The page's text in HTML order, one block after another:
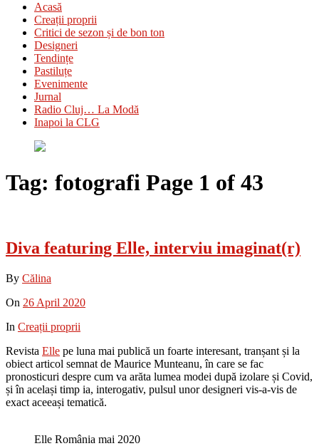
Acasă
Creații proprii
Critici de sezon și de bon ton
Designeri
Tendințe
Pastiluțe
Evenimente
Jurnal
Radio Cluj… La Modă
Inapoi la CLG
Tag: fotografi Page 1 of 43
Diva featuring Elle, interviu imaginat(r)
By Călina
On 26 April 2020
In Creații proprii
Revista Elle pe luna mai publică un foarte interesant, tranșant și la
obiect articol semnat de Maurice Munteanu, în care se fac
pronosticuri despre cum va arăta lumea modei după izolare și Covid,
și în același timp ia, interogativ, pulsul unor designeri vis-a-vis de
exact aceeași tematică.
Elle România mai 2020